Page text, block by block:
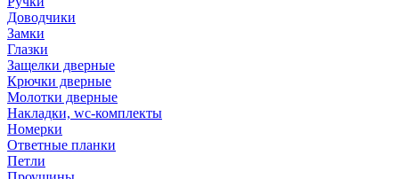
Доводчики
Замки
Глазки
Защелки дверные
Крючки дверные
Молотки дверные
Накладки, wc-комплекты
Номерки
Ответные планки
Петли